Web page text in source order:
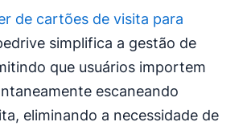
de cartões de visita para
simplifica a gestão de
que usuários importem
escaneando
eliminando a necessidade de